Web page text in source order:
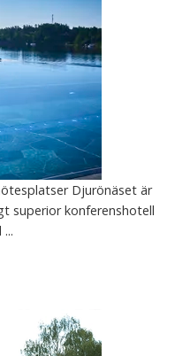
Djurönäset är
superior konferenshotell